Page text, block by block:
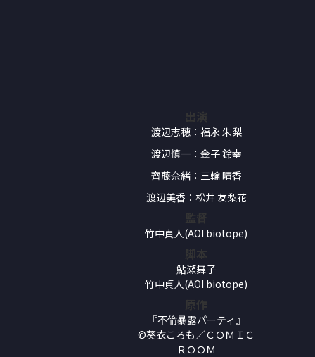
出演
渡辺志穂：福永 朱梨
渡辺慎一：金子 鈴幸
齊藤奈緒：三輪 晴香
渡辺美香：松井 友梨花
監督
竹中貞人(AOI biotope)
脚本
鮎瀬舞子
竹中貞人(AOI biotope)
原作
『不倫暴露パーティ』
©葵衣ころも／ＣＯＭＩＣ
ＲＯＯＭ